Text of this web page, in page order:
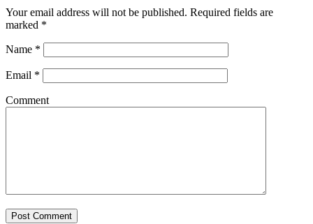
Your email address will not be published. Required fields are
marked *
Name *
Email *
Comment